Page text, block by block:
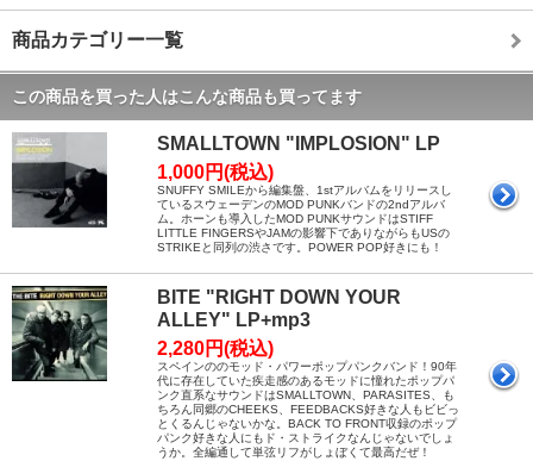
商品カテゴリー一覧
この商品を買った人はこんな商品も買ってます
SMALLTOWN "IMPLOSION" LP
1,000円(税込)
SNUFFY SMILEから編集盤、1stアルバムをリリースし
ているスウェーデンのMOD PUNKバンドの2ndアルバ
ム。ホーンも導入したMOD PUNKサウンドはSTIFF
LITTLE FINGERSやJAMの影響下でありながらもUSの
STRIKEと同列の渋さです。POWER POP好きにも！
BITE "RIGHT DOWN YOUR
ALLEY" LP+mp3
2,280円(税込)
スペインののモッド・パワーポップパンクバンド！90年
代に存在していた疾走感のあるモッドに憧れたポップパ
ンク直系なサウンドはSMALLTOWN、PARASITES、も
ちろん同郷のCHEEKS、FEEDBACKS好きな人もビビっ
とくるんじゃないかな。BACK TO FRONT収録のポップ
パンク好きな人にもド・ストライクなんじゃないでしょ
うか。全編通して単弦リフがしょぼくて最高だぜ！